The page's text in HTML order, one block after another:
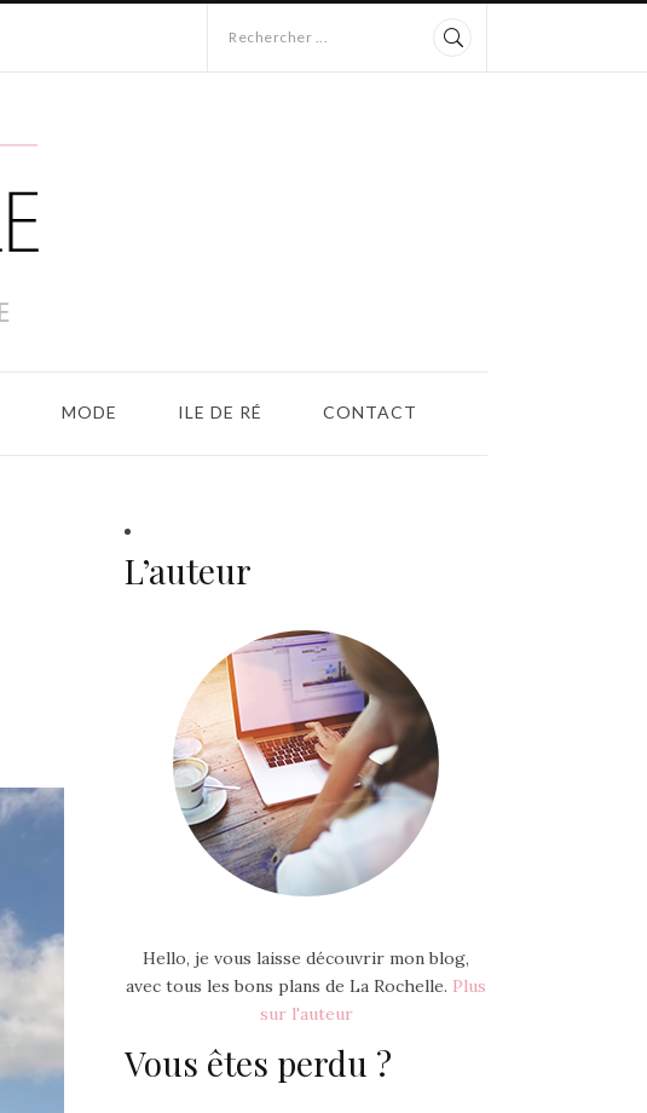
Rechercher ...
MODE ILE DE RÉ CONTACT
L’auteur
Hello, je vous laisse découvrir mon blog,
avec tous les bons plans de La Rochelle. Plus
sur l'auteur
Vous êtes perdu ?